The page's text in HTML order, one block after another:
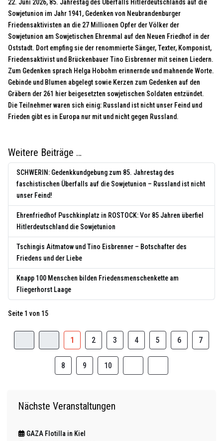
22. Juni 2026, 85. Jahrestag des Überfalls Hitlerdeutschlands auf die
Sowjetunion im Jahr 1941, Gedenken von Neubrandenburger
Friedensaktivisten an die 27 Millionen Opfer der Völker der
Sowjetunion am Sowjetischen Ehrenmal auf den Neuen Friedhof in der
Oststadt. Dort empfing sie der renommierte Sänger, Texter, Komponist,
Friedensaktivist und Brückenbauer Tino Eisbrenner mit seinen Liedern.
Zum Gedenken sprach Helga Hobohm erinnernde und mahnende Worte.
Gebinde und Blumen abgelegt sowie Kerzen zum Gedenken auf den
Gräbern der 261 hier beigesetzten sowjetischen Soldaten entzündet.
Die Teilnehmer waren sich einig: Russland ist nicht unser Feind und
Frieden gibt es in Europa nur mit und nicht gegen Russland.
Weitere Beiträge …
SCHWERIN: Gedenkkundgebung zum 85. Jahrestag des
faschistischen Überfalls auf die Sowjetunion – Russland ist nicht
unser Feind!
Ehrenfriedhof Puschkinplatz in ROSTOCK: Vor 85 Jahren überfiel
Hitlerdeutschland die Sowjetunion
Tschingis Aitmatow und Tino Eisbrenner – Botschafter des
Friedens und der Liebe
Knapp 100 Menschen bilden Friedensmenschenkette am
Fliegerhorst Laage
Seite 1 von 15
1 2 3 4 5 6 7
8 9 10
Nächste Veranstaltungen
GAZA Flotilla in Kiel